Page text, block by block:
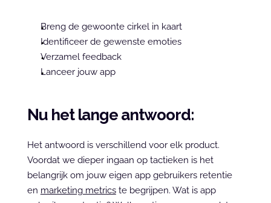
Breng de gewoonte cirkel in kaart
Identificeer de gewenste emoties
Verzamel feedback
Lanceer jouw app
Nu het lange antwoord:
Het antwoord is verschillend voor elk product.
Voordat we dieper ingaan op tactieken is het
belangrijk om jouw eigen app gebruikers retentie
en marketing metrics te begrijpen. Wat is app